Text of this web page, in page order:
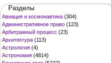
Разделы
Авиация и космонавтика (304)
Административное право (123)
Арбитражный процесс (23)
Архитектура (113)
Астрология (4)
Астрономия (4814)